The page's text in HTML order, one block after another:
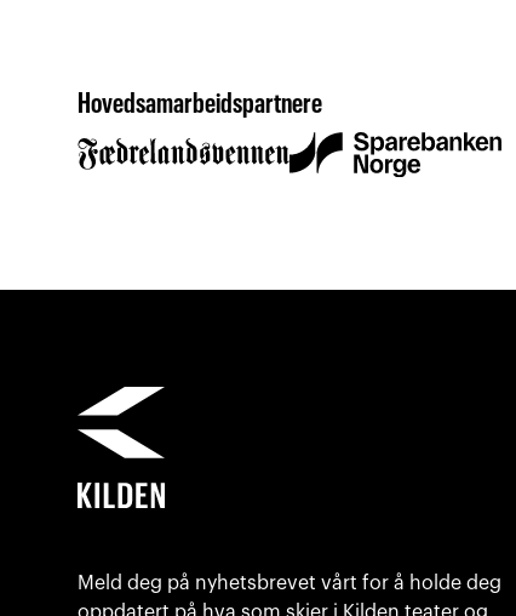
Hovedsamarbeidspartnere
Meld deg på nyhetsbrevet vårt for å holde deg